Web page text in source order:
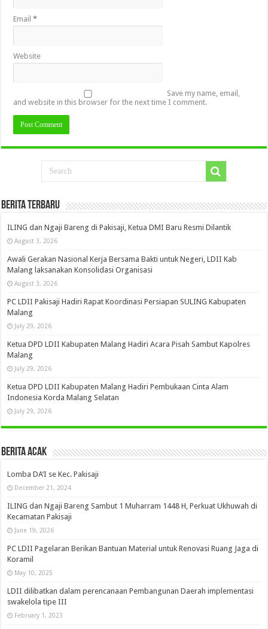
Email*
Website
Save my name, email,
and website in this browser for the next time I comment.
Berita Terbaru
ILING dan Ngaji Bareng di Pakisaji, Ketua DMI Baru Resmi Dilantik
August 3, 2026
Awali Gerakan Nasional Kerja Bersama Bakti untuk Negeri, LDII Kab
Malang laksanakan Konsolidasi Organisasi
August 3, 2026
PC LDII Pakisaji Hadiri Rapat Koordinasi Persiapan SULING Kabupaten
Malang
July 29, 2026
Ketua DPD LDII Kabupaten Malang Hadiri Acara Pisah Sambut Kapolres
Malang
July 29, 2026
Ketua DPD LDII Kabupaten Malang Hadiri Pembukaan Cinta Alam
Indonesia Korda Malang Selatan
July 29, 2026
Berita Acak
Lomba DA’I se Kec. Pakisaji
December 21, 2024
ILING dan Ngaji Bareng Sambut 1 Muharram 1448 H, Perkuat Ukhuwah di
Kecamatan Pakisaji
June 19, 2026
PC LDII Pagelaran Berikan Bantuan Material untuk Renovasi Ruang Jaga di
Koramil
May 10, 2025
LDII dilibatkan dalam perencanaan Pembangunan Daerah implementasi
swakelola tipe III
February 1, 2023